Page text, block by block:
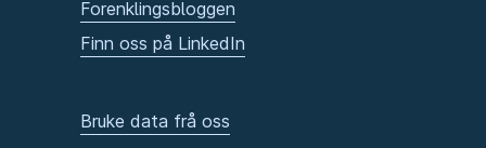
Forenklingsbloggen
Finn oss på LinkedIn
Bruke data frå oss